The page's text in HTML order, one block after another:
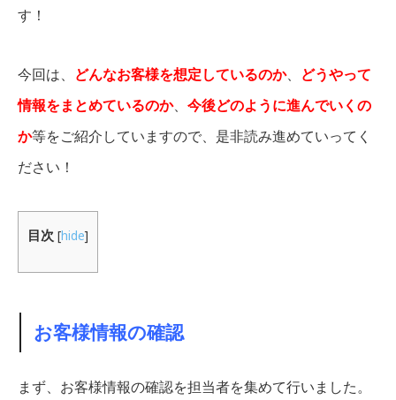
す！
今回は、 どんなお客様を想定しているのか、 どうやって
情報をまとめているのか、 今後どのように進んでいくの
か等をご紹介していますので、是非読み進めていってく
ださい！
目次 [hide]
お客様情報の確認
まず、お客様情報の確認を担当者を集めて行いました。